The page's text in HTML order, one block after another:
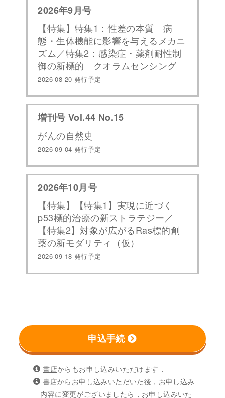
2026年9月号
【特集】特集1：性差の本質 病
態・生体機能に影響を与えるメカニ
ズム／特集2：感染症・薬剤耐性制
御の新標的 クオラムセンシング
2026-08-20 発行予定
増刊号 Vol.44 No.15
がんの自然史
2026-09-04 発行予定
2026年10月号
【特集】【特集1】実現に近づく
p53標的治療の新ストラテジー／
【特集2】対象が広がるRas標的創
薬の新モダリティ（仮）
2026-09-18 発行予定
申込手続
書店からもお申し込みいただけます．
書店からお申し込みいただいた後，お申し込み
内容に変更がございましたら，お申し込みいた